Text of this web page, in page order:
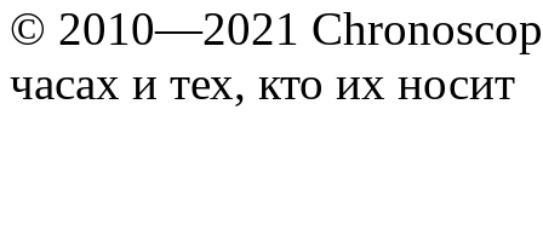
© 2010—2021
часах и тех, кто их носит